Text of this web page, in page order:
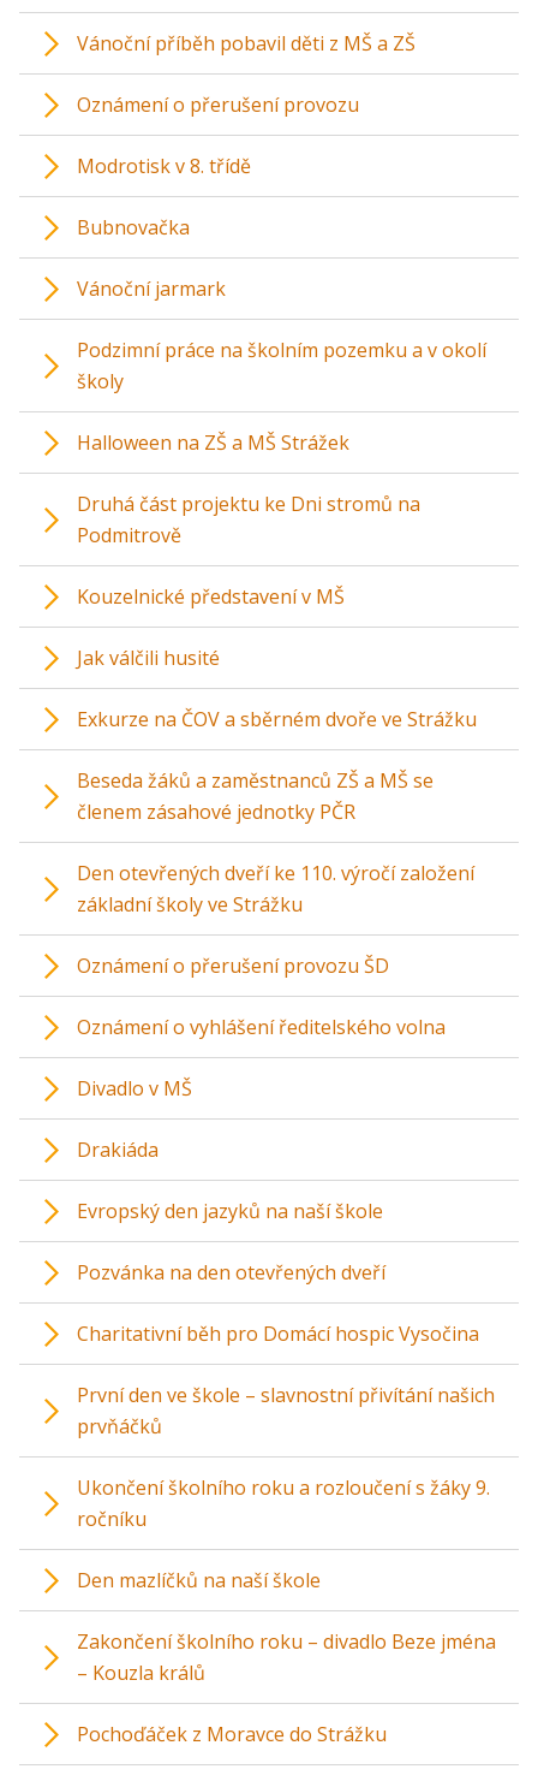
Vánoční příběh pobavil děti z MŠ a ZŠ
Oznámení o přerušení provozu
Modrotisk v 8. třídě
Bubnovačka
Vánoční jarmark
Podzimní práce na školním pozemku a v okolí
školy
Halloween na ZŠ a MŠ Strážek
Druhá část projektu ke Dni stromů na
Podmitrově
Kouzelnické představení v MŠ
Jak válčili husité
Exkurze na ČOV a sběrném dvoře ve Strážku
Beseda žáků a zaměstnanců ZŠ a MŠ se
členem zásahové jednotky PČR
Den otevřených dveří ke 110. výročí založení
základní školy ve Strážku
Oznámení o přerušení provozu ŠD
Oznámení o vyhlášení ředitelského volna
Divadlo v MŠ
Drakiáda
Evropský den jazyků na naší škole
Pozvánka na den otevřených dveří
Charitativní běh pro Domácí hospic Vysočina
První den ve škole – slavnostní přivítání našich
prvňáčků
Ukončení školního roku a rozloučení s žáky 9.
ročníku
Den mazlíčků na naší škole
Zakončení školního roku – divadlo Beze jména
– Kouzla králů
Pochoďáček z Moravce do Strážku